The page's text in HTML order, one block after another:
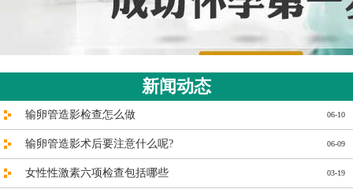
新闻动态
06-10
输卵管造影检查怎么做
06-09
输卵管造影术后要注意什么呢?
03-19
女性性激素六项检查包括哪些